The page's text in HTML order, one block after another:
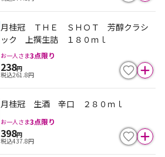
月桂冠 ＴＨＥ ＳＨＯＴ 芳醇クラシ
ック 上撰生詰 １８０ｍｌ
お一人さま3点限り
238円
税込261.8円
月桂冠 生酒 辛口 ２８０ｍｌ
お一人さま3点限り
398円
税込437.8円